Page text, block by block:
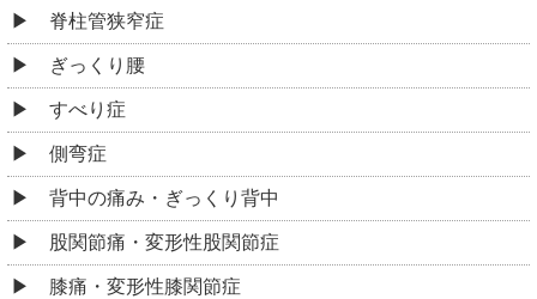
脊柱管狭窄症
ぎっくり腰
すべり症
側弯症
背中の痛み・ぎっくり背中
股関節痛・変形性股関節症
膝痛・変形性膝関節症